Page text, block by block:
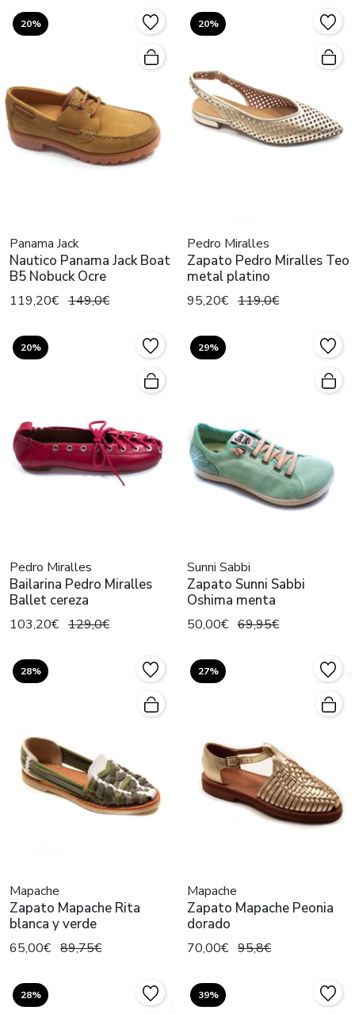
20%
Panama Jack
Nautico Panama Jack Boat
B5 Nobuck Ocre
119,20€ 149,0€
20%
Pedro Miralles
Zapato Pedro Miralles Teo
metal platino
95,20€ 119,0€
20%
Pedro Miralles
Bailarina Pedro Miralles
Ballet cereza
103,20€ 129,0€
29%
Sunni Sabbi
Zapato Sunni Sabbi
Oshima menta
50,00€ 69,95€
28%
Mapache
Zapato Mapache Rita
blanca y verde
65,00€ 89,75€
27%
Mapache
Zapato Mapache Peonia
dorado
70,00€ 95,8€
28% 39%